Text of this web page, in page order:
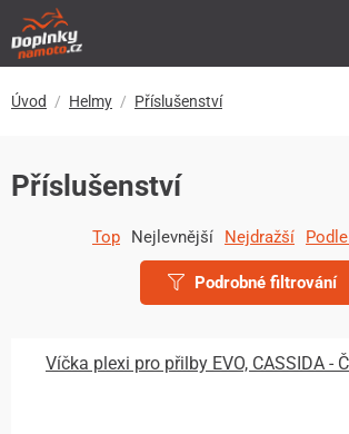
Úvod Helmy Příslušenství
Příslušenství
Top Nejlevnější Nejdražší
Podrobné filtrování
Víčka plexi pro přilby EVO, CASSIDA -